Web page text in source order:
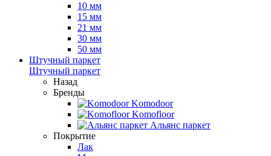
10 мм
15 мм
21 мм
30 мм
50 мм
Штучный паркет
Штучный паркет
Назад
Бренды
Komodoor
Komofloor
Альянс паркет
Покрытие
Лак